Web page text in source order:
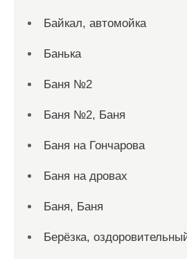
Байкал, автомойка
Банька
Баня №2
Баня №2, Баня
Баня на Гончарова
Баня на дровах
Баня, Баня
Берёзка,